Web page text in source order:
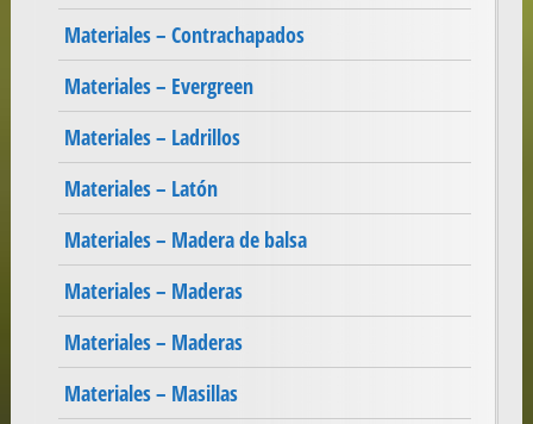
Materiales – Contrachapados
Materiales – Evergreen
Materiales – Ladrillos
Materiales – Latón
Materiales – Madera de balsa
Materiales – Maderas
Materiales – Maderas
Materiales – Masillas